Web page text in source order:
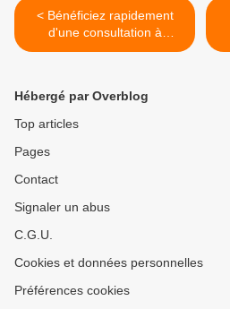
< Bénéficiez rapidement
d'une consultation à
distance grâce à S.O.S
Hébergé par Overblog
Top articles
Pages
Contact
Signaler un abus
C.G.U.
Cookies et données personnelles
Préférences cookies